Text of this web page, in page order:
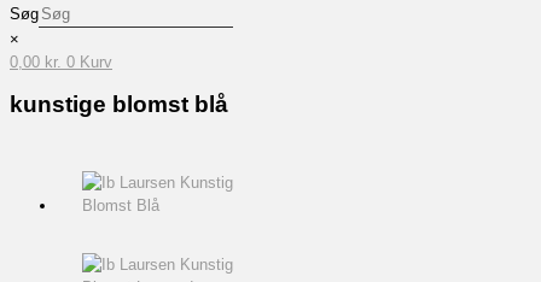
Søg
×
0,00 kr. 0 Kurv
kunstige blomst blå